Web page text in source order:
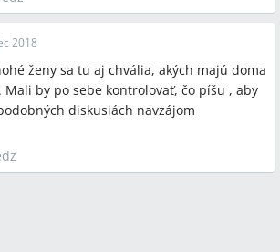
2018
ženy sa tu aj chvália, akých majú doma
Mali by po sebe kontrolovať, čo píšu , aby
diskusiách navzájom